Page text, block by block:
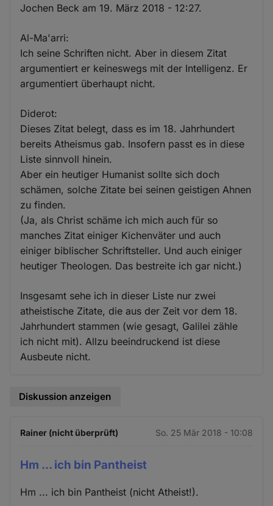
Jochen Beck am 19. März 2018 - 12:27.
Al-Ma'arri:
Ich seine Schriften nicht. Aber in diesem Zitat
argumentiert er keineswegs mit der Intelligenz. Er
argumentiert überhaupt nicht.
Diderot:
Dieses Zitat belegt, dass es im 18. Jahrhundert
bereits Atheismus gab. Insofern passt es in diese
Liste sinnvoll hinein.
Aber ein heutiger Humanist sollte sich doch
schämen, solche Zitate bei seinen geistigen Ahnen
zu finden.
(Ja, als Christ schäme ich mich auch für so
manches Zitat einiger Kichenväter und auch
einiger biblischer Schriftsteller. Und auch einiger
heutiger Theologen. Das bestreite ich gar nicht.)
Insgesamt sehe ich in dieser Liste nur zwei
atheistische Zitate, die aus der Zeit vor dem 18.
Jahrhundert stammen (wie gesagt, Galilei zähle
ich nicht mit). Allzu beeindruckend ist diese
Ausbeute nicht.
Diskussion anzeigen
Rainer (nicht überprüft) So. 25 Mär 2018 - 10:08
Hm ... ich bin Pantheist
Hm ... ich bin Pantheist (nicht Atheist!).